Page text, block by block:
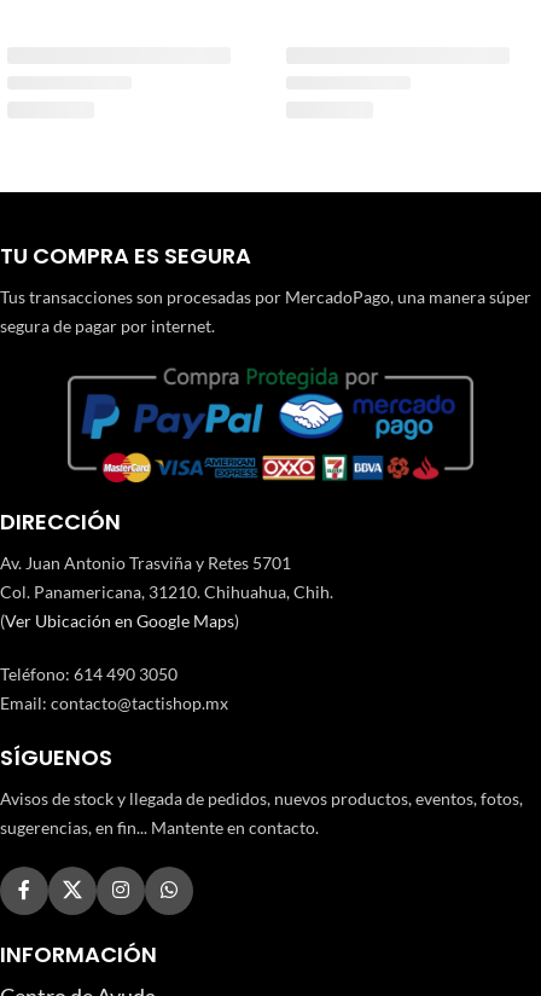
TU COMPRA ES SEGURA
Tus transacciones son procesadas por MercadoPago, una manera súper
segura de pagar por internet.
DIRECCIÓN
Av. Juan Antonio Trasviña y Retes 5701
Col. Panamericana, 31210. Chihuahua, Chih.
(Ver Ubicación en Google Maps)
Teléfono: 614 490 3050
Email: contacto@tactishop.mx
SÍGUENOS
Avisos de stock y llegada de pedidos, nuevos productos, eventos, fotos,
sugerencias, en fin... Mantente en contacto.
INFORMACIÓN